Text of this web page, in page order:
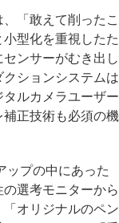
「敢えて削ったこ
型化を重視したた
ンサーがむき出し
ションシステムは
ルカメラユーザー
正技術も必須の機
プの中にあった
選考モニターから
オリジナルのペン